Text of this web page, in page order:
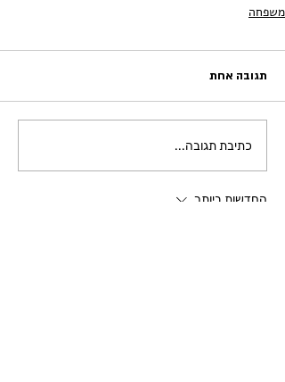
משפחה
תגובה אחת
כתיבת תגובה...
החדשות ביותר